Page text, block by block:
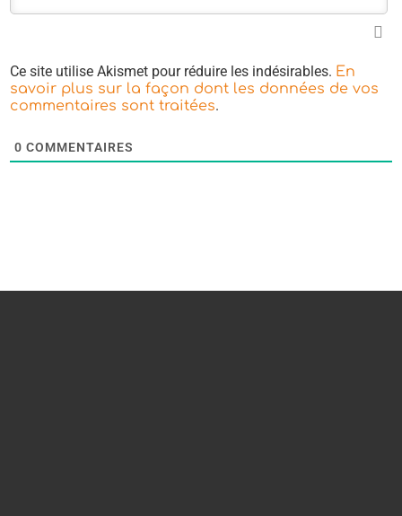
Ce site utilise Akismet pour réduire les indésirables. En
savoir plus sur la façon dont les données de vos
commentaires sont traitées.
0 COMMENTAIRES